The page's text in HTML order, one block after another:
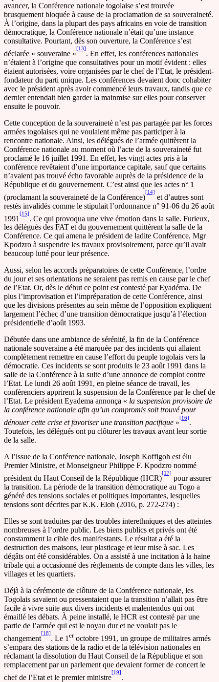
avancer, la Conférence nationale togolaise s’est trouvée
brusquement bloquée à cause de la proclamation de sa souveraineté.
À l’origine, dans la plupart des pays africains en voie de transition
démocratique, la Conférence nationale n’était qu’une instance
consultative. Pourtant, dès son ouverture, la Conférence s’est
déclarée « souveraine »
[13]
. En effet, les conférences nationales
n’étaient à l’origine que consultatives pour un motif évident : elles
étaient autorisées, voire organisées par le chef de l’Etat, le président-
fondateur du parti unique. Les conférences devaient donc cohabiter
avec le président après avoir commencé leurs travaux, tandis que ce
dernier entendait bien garder la mainmise sur elles pour conserver
ensuite le pouvoir.
Cette conception de la souveraineté n’est pas partagée par les forces
armées togolaises qui ne voulaient même pas participer à la
rencontre nationale. Ainsi, les délégués de l’armée quittèrent la
Conférence nationale au moment où l’acte de la souveraineté fut
proclamé le 16 juillet 1991. En effet, les vingt actes pris à la
conférence revêtaient d’une importance capitale, sauf que certains
n’avaient pas trouvé écho favorable auprès de la présidence de la
République et du gouvernement. C’est ainsi que les actes n° 1
(proclamant la souveraineté de la Conférence)
[14]
et d’autres sont
restés invalidés comme le stipulait l’ordonnance n° 91-06 du 26 août
1991
[15]
. Ce qui provoqua une vive émotion dans la salle. Furieux,
les délégués des FAT et du gouvernement quittèrent la salle de la
Conférence. Ce qui amena le président de ladite Conférence, Mgr
Kpodzro à suspendre les travaux provisoirement, parce qu’il avait
beaucoup lutté pour leur présence.
Aussi, selon les accords préparatoires de cette Conférence, l’ordre
du jour et ses orientations ne seraient pas remis en cause par le chef
de l’Etat. Or, dès le début ce point est contesté par Eyadéma. De
plus l’improvisation et l’impréparation de cette Conférence, ainsi
que les divisions présentes au sein même de l’opposition expliquent
largement l’échec d’une transition démocratique jusqu’à l’élection
présidentielle d’août 1993.
Débutée dans une ambiance de sérénité, la fin de la Conférence
nationale souveraine a été marquée par des incidents qui allaient
complètement remettre en cause l’effort du peuple togolais vers la
démocratie. Ces incidents se sont produits le 23 août 1991 dans la
salle de la Conférence à la suite d’une annonce de complot contre
l’Etat. Le lundi 26 août 1991, en pleine séance de travail, les
conférenciers apprirent la suspension de la Conférence par le chef de
l’Etat. Le président Eyadema annonça « la suspension provisoire de
la conférence nationale afin qu’un compromis soit trouvé pour
dénouer cette crise et favoriser une transition pacifique »
[16]
.
Toutefois, les délégués ont pu clôturer les travaux avant leur sortie
de la salle.
A l’issue de la Conférence nationale, Joseph Koffigoh est élu
Premier Ministre, et Monseigneur Philippe F. Kpodzro nommé
président du Haut Conseil de la République (HCR)
[17]
pour assurer
la transition. La période de la transition démocratique au Togo a
généré des tensions sociales et politiques importantes, lesquelles
tensions sont décrites par K.K. Eloh (2016, p. 272-274) :
Elles se sont traduites par des troubles interethniques et des atteintes
nombreuses à l’ordre public. Les biens publics et privés ont été
constamment la cible des manifestants. Le résultat a été la
destruction des maisons, leur plasticage et leur mise à sac. Les
dégâts ont été considérables. On a assisté à une incitation à la haine
tribale qui a occasionné des règlements de compte dans les villes, les
villages et les quartiers.
Déjà à la cérémonie de clôture de la Conférence nationale, les
Togolais savaient ou pressentaient que la transition n’allait pas être
facile à vivre suite aux divers incidents et malentendus qui ont
émaillé les débats. À peine installé, le HCR est contesté par une
partie de l’armée qui est le noyau dur et ne voulait pas le
changement
[18]
. Le 1 eroctobre 1991, un groupe de militaires armés
s’empara des stations de la radio et de la télévision nationales en
réclamant la dissolution du Haut Conseil de la République et son
remplacement par un parlement que devaient former de concert le
chef de l’Etat et le premier ministre
[19]